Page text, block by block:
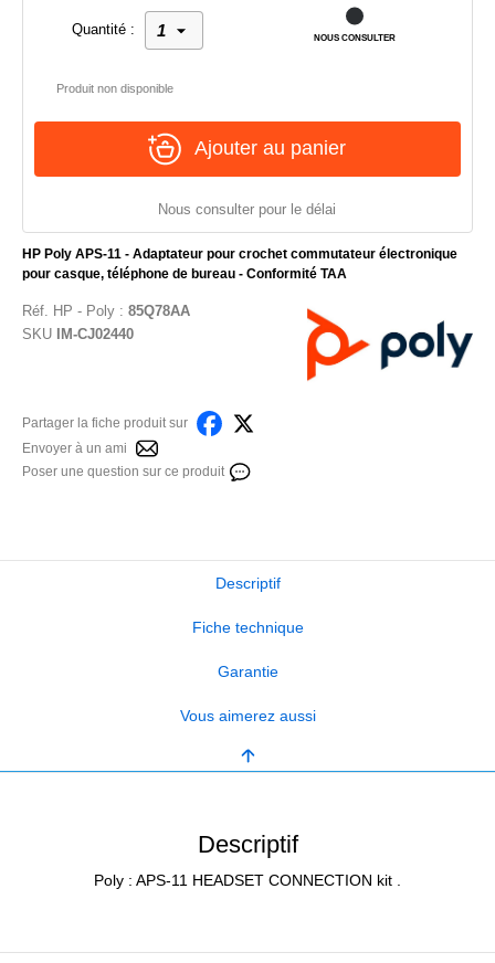
HP Poly APS-11 - Adaptateur pour crochet commutateur électronique
pour casque, téléphone de bureau - Conformité TAA
Réf. HP - Poly: 85Q78AA
SKU
IM-CJ02440
Partager la fiche produit sur
Envoyer à un ami
Poser une question sur ce produit
Quantité :
NOUS CONSULTER
Produit non disponible
Ajouter au panier
Nous consulter pour le délai
Descriptif
Fiche technique
Garantie
Vous aimerez aussi
Descriptif
Poly : APS-11 HEADSET CONNECTION kit .